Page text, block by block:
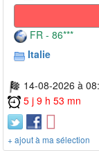
FR - 86***
Italie
14-08-2026 à
5 j 9 h 53 mn
+ ajout à ma sélection